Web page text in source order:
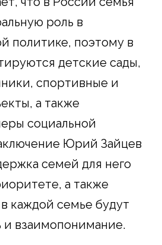
роль в
политике, поэтому в
детские сады,
спортивные и
а также
социальной
Юрий Зайцев
семей для него
а также
каждой семье будут
и взаимопонимание.